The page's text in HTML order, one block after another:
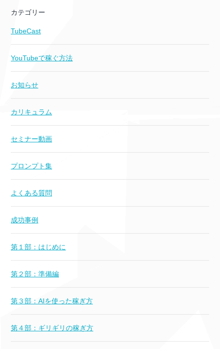
カテゴリー
TubeCast
YouTubeで稼ぐ方法
お知らせ
カリキュラム
セミナー動画
プロンプト集
よくある質問
成功事例
第１部：はじめに
第２部：準備編
第３部：AIを使った稼ぎ方
第４部：ギリギリの稼ぎ方